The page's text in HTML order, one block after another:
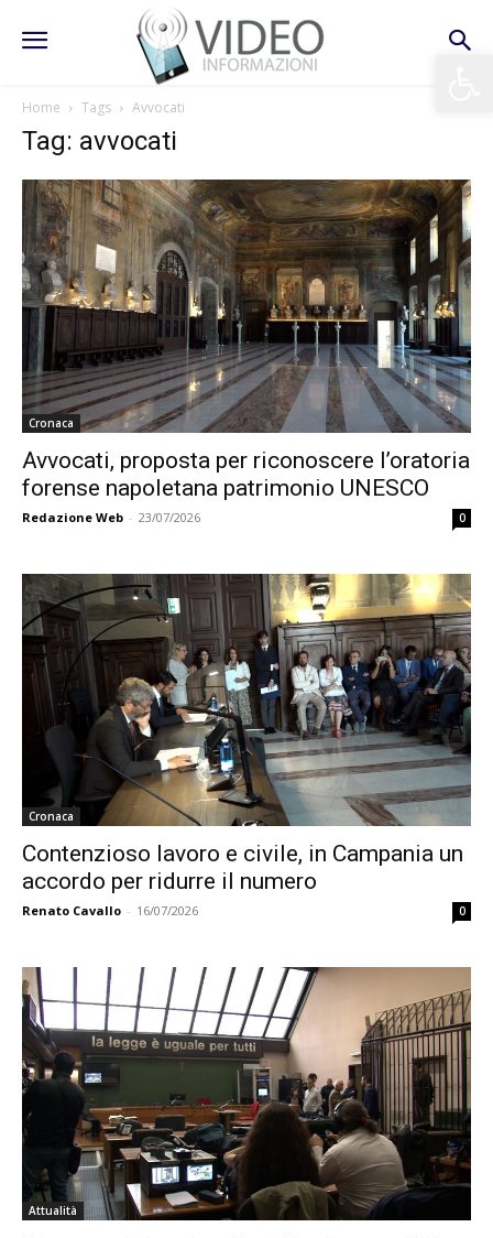
Home Tags Avvocati
Tag: avvocati
Cronaca
Avvocati, proposta per riconoscere l’oratoria
forense napoletana patrimonio UNESCO
Redazione Web - 23/07/2026 0
Cronaca
Contenzioso lavoro e civile, in Campania un
accordo per ridurre il numero
Renato Cavallo - 16/07/2026 0
Attualità